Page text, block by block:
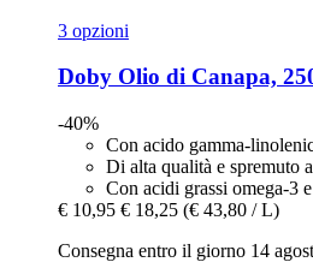
3 opzioni
Doby Olio di Canapa,
-40%
Con acido gamma-
Di alta qualità e spremuto
Con acidi grassi omega-3
€ 10,95 € 18,25 (€ 43,80 / L)
Consegna entro il giorno 14